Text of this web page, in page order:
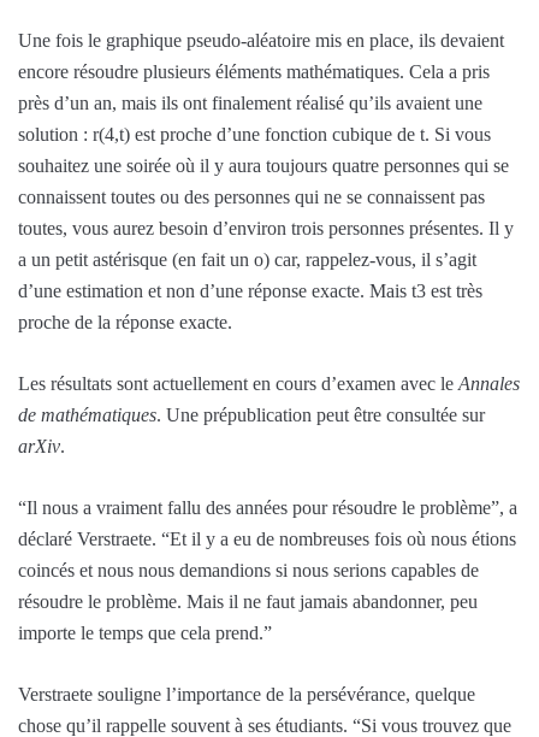
Une fois le graphique pseudo-aléatoire mis en place, ils devaient
encore résoudre plusieurs éléments mathématiques. Cela a pris
près d’un an, mais ils ont finalement réalisé qu’ils avaient une
solution : r(4,t) est proche d’une fonction cubique de t. Si vous
souhaitez une soirée où il y aura toujours quatre personnes qui se
connaissent toutes ou des personnes qui ne se connaissent pas
toutes, vous aurez besoin d’environ trois personnes présentes. Il y
a un petit astérisque (en fait un o) car, rappelez-vous, il s’agit
d’une estimation et non d’une réponse exacte. Mais t3 est très
proche de la réponse exacte.
Les résultats sont actuellement en cours d’examen avec le Annales
de mathématiques. Une prépublication peut être consultée sur
arXiv.
“Il nous a vraiment fallu des années pour résoudre le problème”, a
déclaré Verstraete. “Et il y a eu de nombreuses fois où nous étions
coincés et nous nous demandions si nous serions capables de
résoudre le problème. Mais il ne faut jamais abandonner, peu
importe le temps que cela prend.”
Verstraete souligne l’importance de la persévérance, quelque
chose qu’il rappelle souvent à ses étudiants. “Si vous trouvez que